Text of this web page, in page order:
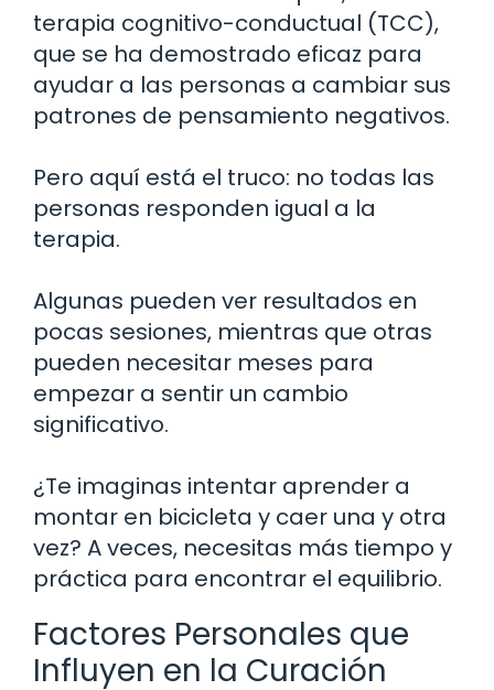
terapia cognitivo-conductual (TCC),
que se ha demostrado eficaz para
ayudar a las personas a cambiar sus
patrones de pensamiento negativos.
Pero aquí está el truco: no todas las
personas responden igual a la
terapia.
Algunas pueden ver resultados en
pocas sesiones, mientras que otras
pueden necesitar meses para
empezar a sentir un cambio
significativo.
¿Te imaginas intentar aprender a
montar en bicicleta y caer una y otra
vez? A veces, necesitas más tiempo y
práctica para encontrar el equilibrio.
Factores Personales que
Influyen en la Curación